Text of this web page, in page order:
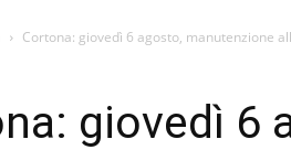
Cortona: giovedì 6 agosto, manutenzione
giovedì 6